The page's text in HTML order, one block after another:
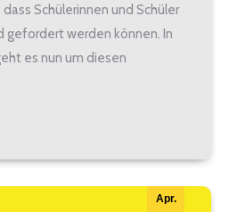
Schülerinnen und Schüler
werden können. In
es nun um diesen
Apr.